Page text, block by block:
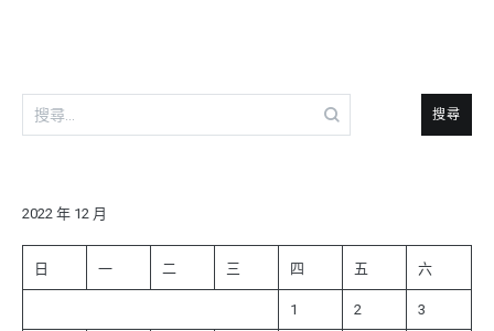
搜
尋
字:
2022 年 12 月
日 一 二 三 四 五 六
1 2 3